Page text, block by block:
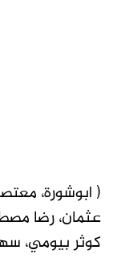
( ابوشورة،
عثمان، رضا
كوثر بيومي،